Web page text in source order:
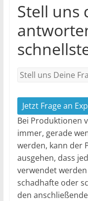
Stell uns
Jetzt Frage an
Bei Produktionen
immer, gerade
werden, kann der
ausgehen, dass
verwendet
schadhafte oder
den